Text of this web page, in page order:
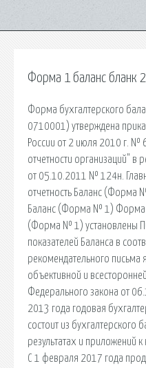
Форма 1 баланс бланк
Форма бухгалтерского
0710001) утверждена
России от 2 июля 2010 г. №
отчетности организаций"
от 05.10.2011 № 124н.
отчетность Баланс
Баланс (Форма № 1) Форма
(Форма № 1) установлены
показателей Баланса в
рекомендательного письма
объективной и
Федерального закона от
2013 года годовая
состоит из бухгалтерского
результатах и приложений
С 1 февраля 2017 года